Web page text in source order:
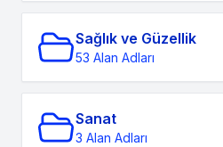
Sağlık ve Güzellik
53 Alan Adları
Sanat
3 Alan Adları